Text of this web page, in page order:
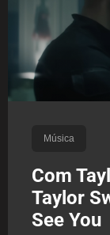
Música
Com
Taylor
See You